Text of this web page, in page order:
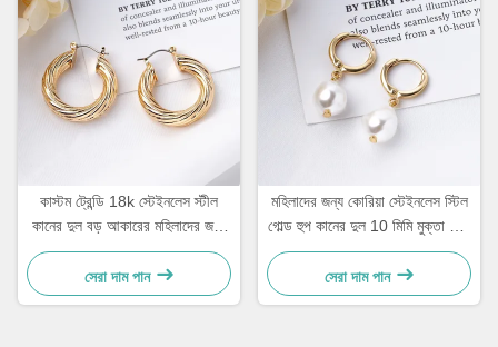
কাস্টম ট্রেন্ডি 18k স্টেইনলেস স্টীল
কানের দুল বড় আকারের মহিলাদের জন্য
সোনার ধাতুপট্টাবৃত হুপ কানের দুল
সেরা দাম পান
মহিলাদের জন্য কোরিয়া স্টেইনলেস স্টিল
গোল্ড হুপ কানের দুল 10 মিমি মুক্তা ড্রপ
কানের দুল
সেরা দাম পান